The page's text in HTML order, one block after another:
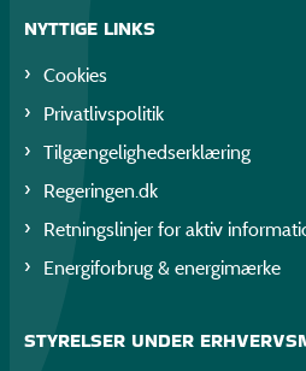
NYTTIGE LINKS
Cookies
Privatlivspolitik
Tilgængelighedserklæring
Regeringen.dk
Retningslinjer for aktiv
Energiforbrug & energimærke
STYRELSER UNDER